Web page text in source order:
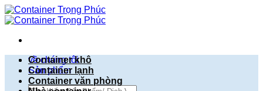
Bỏ
qua
dung
về chúng tôi
Sản phẩm
Container khô
Container lạnh
Container văn phòng